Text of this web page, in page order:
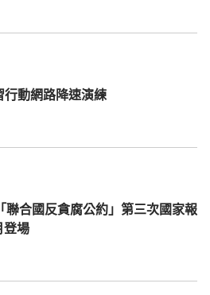
動網路降速演練
聯合國反貪腐公約」第三次國家報
登場